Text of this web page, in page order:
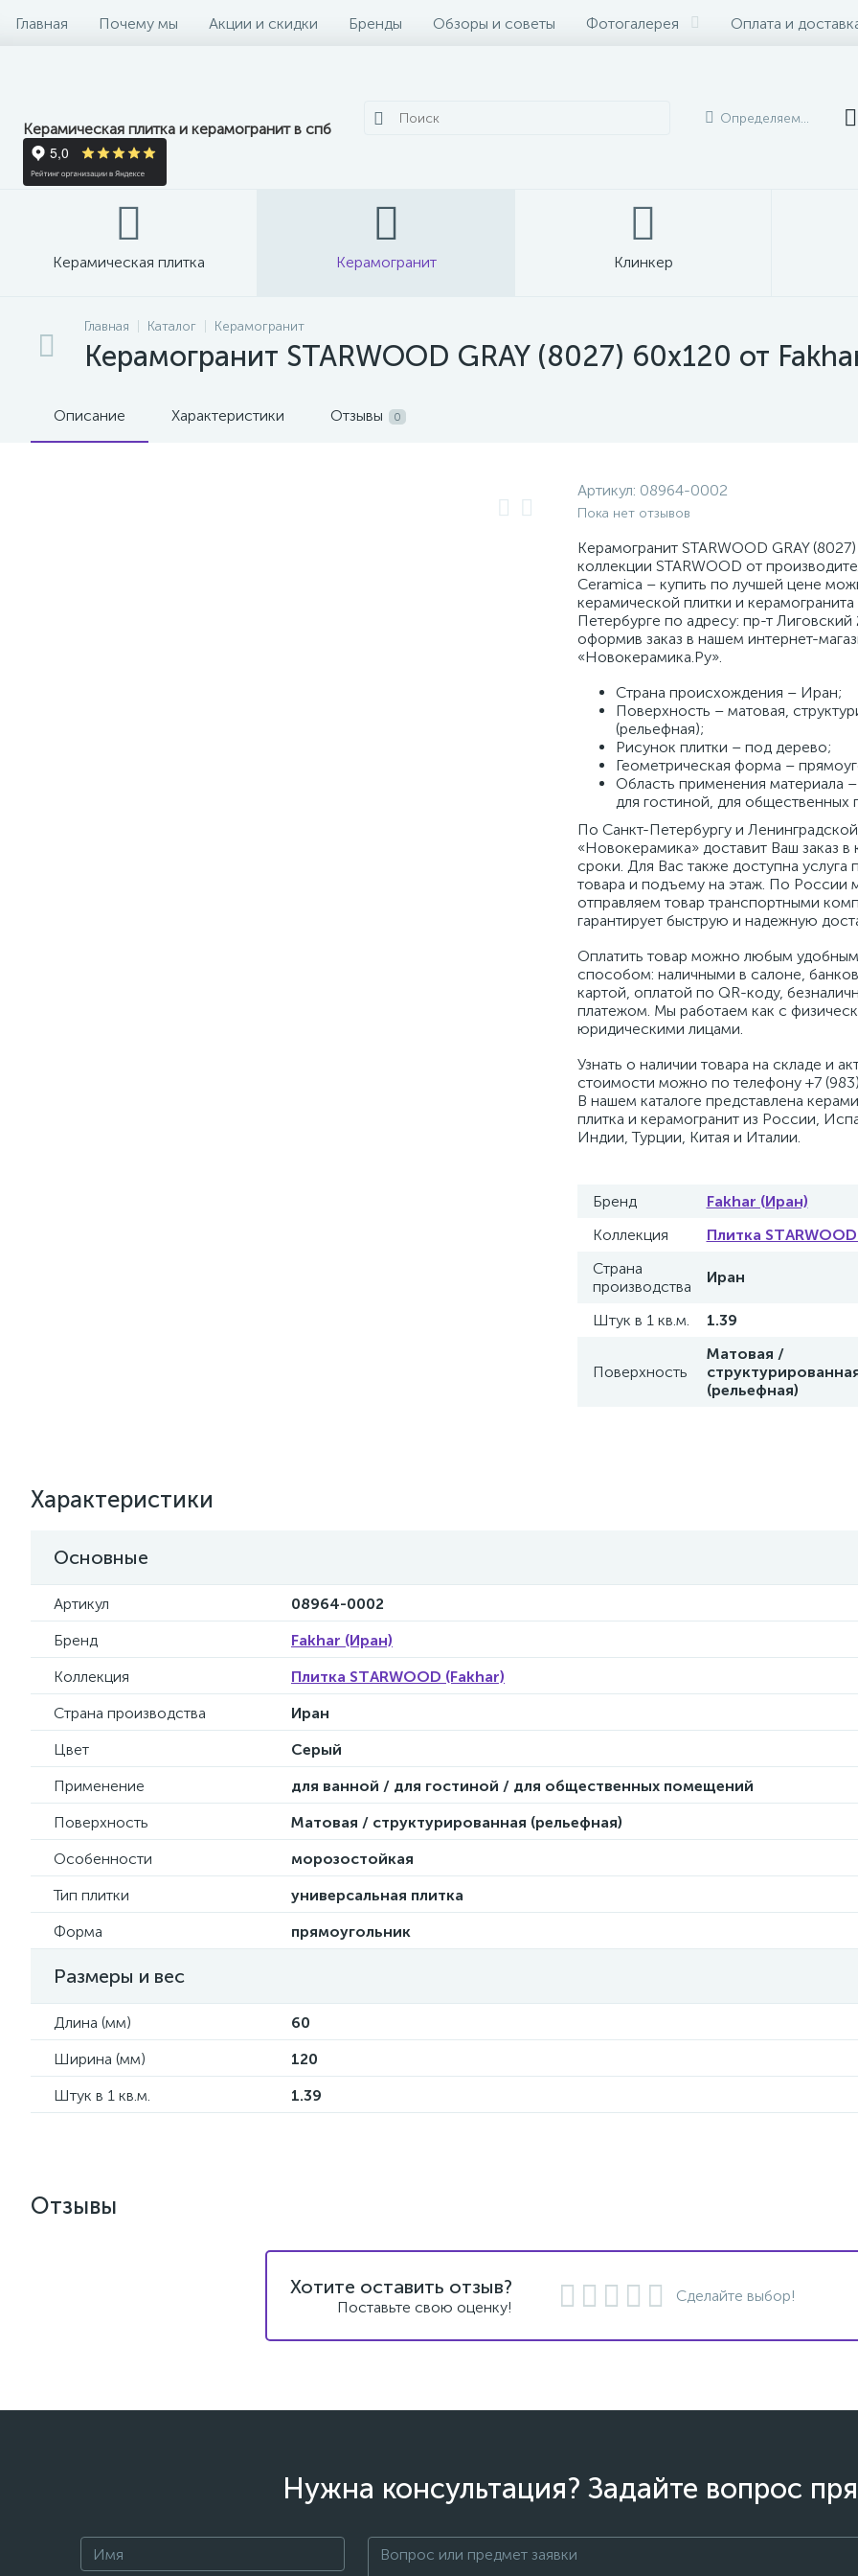
Главная Почему мы Акции и скидки Бренды Обзоры и советы Фотогалерея Оплата и
Керамическая плитка и керамогранит в спб
Определяем...
Керамическая плитка Керамогранит Клинкер
Главная Каталог Керамогранит
Керамогранит STARWOOD GRAY (8027) 60x120 от
Описание Характеристики Отзывы 0
Артикул: 08964-0002
Пока нет отзывов
Керамогранит STARWOOD GRAY
коллекции STARWOOD от
Ceramica – купить по лучшей цене
керамической плитки и керамогранита
Петербурге по адресу: пр-т
оформив заказ в нашем интернет-
«Новокерамика.Ру».
Страна происхождения – Иран;
Поверхность – матовая,
(рельефная);
Рисунок плитки – под дерево;
Геометрическая форма –
Область применения материала
для гостиной, для
По Санкт-Петербургу и
«Новокерамика» доставит Ваш заказ в
сроки. Для Вас также доступна услуга
товара и подъему на этаж. По России
отправляем товар транспортными
гарантирует быструю и надежную
Оплатить товар можно любым
способом: наличными в салоне,
картой, оплатой по QR-коду,
платежом. Мы работаем как с
юридическими лицами.
Узнать о наличии товара на складе и
стоимости можно по телефону +7
В нашем каталоге представлена
плитка и керамогранит из России,
Индии, Турции, Китая и Италии.
Бренд Fakhar (Иран)
Коллекция Плитка
Страна
производства
Иран
Штук в 1 кв.м. 1.39
Поверхность
Матовая /
(рельефная)
Характеристики
Основные
Артикул 08964-0002
Бренд Fakhar (Иран)
Коллекция Плитка STARWOOD (Fakhar)
Страна производства Иран
Цвет Серый
Применение для ванной / для гостиной / для общественных помещений
Поверхность Матовая / структурированная (рельефная)
Особенности морозостойкая
Тип плитки универсальная плитка
Форма прямоугольник
Размеры и вес
Длина (мм) 60
Ширина (мм) 120
Штук в 1 кв.м. 1.39
Отзывы
Хотите оставить отзыв?
Поставьте свою оценку!
Сделайте выбор!
Нужна консультация? Задайте вопрос